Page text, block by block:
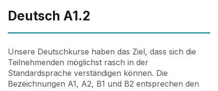
Deutsch A1.2
Unsere Deutschkurse haben das Ziel, dass sich die
Teilnehmenden möglichst rasch in der
Standardsprache verständigen können. Die
Bezeichnungen A1, A2, B1 und B2 entsprechen den